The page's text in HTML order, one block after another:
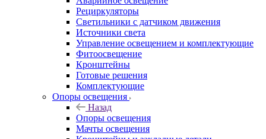
Рециркуляторы
Светильники с датчиком движения
Источники света
Управление освещением и комплектующие
Фитоосвещение
Кронштейны
Готовые решения
Комплектующие
Опоры освещения
Назад
Опоры освещения
Мачты освещения